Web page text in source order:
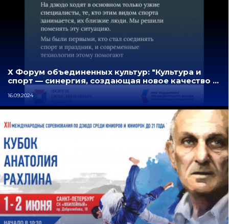
Х Форум объединенных культур: "Культура и
спорт — синергия, создающая новое качество …
16.09.2024